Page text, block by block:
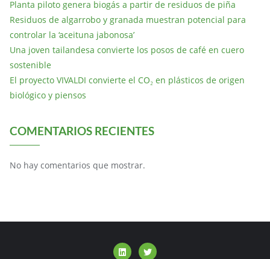
Planta piloto genera biogás a partir de residuos de piña
Residuos de algarrobo y granada muestran potencial para
controlar la ‘aceituna jabonosa’
Una joven tailandesa convierte los posos de café en cuero
sostenible
El proyecto VIVALDI convierte el CO₂ en plásticos de origen
biológico y piensos
COMENTARIOS RECIENTES
No hay comentarios que mostrar.